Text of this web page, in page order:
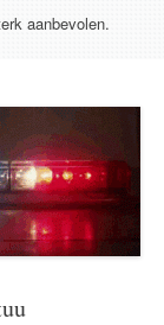
aanbevolen.